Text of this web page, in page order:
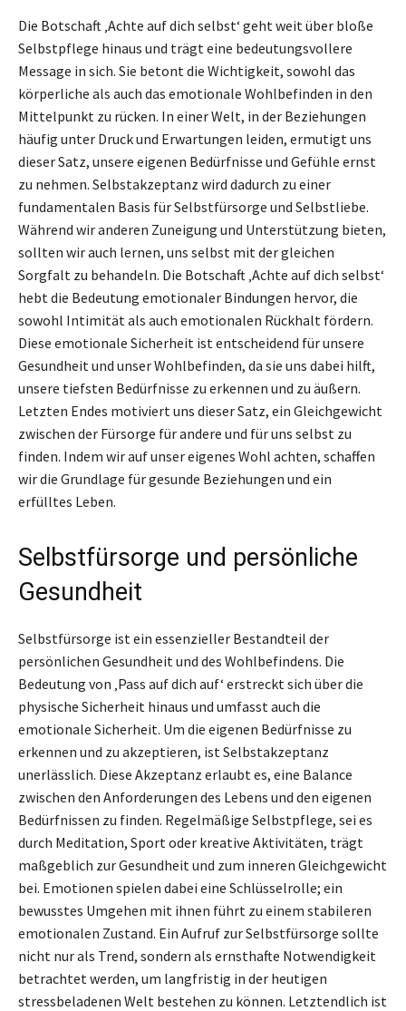
Die Botschaft ‚Achte auf dich selbst‘ geht weit über bloße
Selbstpflege hinaus und trägt eine bedeutungsvollere
Message in sich. Sie betont die Wichtigkeit, sowohl das
körperliche als auch das emotionale Wohlbefinden in den
Mittelpunkt zu rücken. In einer Welt, in der Beziehungen
häufig unter Druck und Erwartungen leiden, ermutigt uns
dieser Satz, unsere eigenen Bedürfnisse und Gefühle ernst
zu nehmen. Selbstakzeptanz wird dadurch zu einer
fundamentalen Basis für Selbstfürsorge und Selbstliebe.
Während wir anderen Zuneigung und Unterstützung bieten,
sollten wir auch lernen, uns selbst mit der gleichen
Sorgfalt zu behandeln. Die Botschaft ‚Achte auf dich selbst‘
hebt die Bedeutung emotionaler Bindungen hervor, die
sowohl Intimität als auch emotionalen Rückhalt fördern.
Diese emotionale Sicherheit ist entscheidend für unsere
Gesundheit und unser Wohlbefinden, da sie uns dabei hilft,
unsere tiefsten Bedürfnisse zu erkennen und zu äußern.
Letzten Endes motiviert uns dieser Satz, ein Gleichgewicht
zwischen der Fürsorge für andere und für uns selbst zu
finden. Indem wir auf unser eigenes Wohl achten, schaffen
wir die Grundlage für gesunde Beziehungen und ein
erfülltes Leben.
Selbstfürsorge und persönliche
Gesundheit
Selbstfürsorge ist ein essenzieller Bestandteil der
persönlichen Gesundheit und des Wohlbefindens. Die
Bedeutung von ‚Pass auf dich auf‘ erstreckt sich über die
physische Sicherheit hinaus und umfasst auch die
emotionale Sicherheit. Um die eigenen Bedürfnisse zu
erkennen und zu akzeptieren, ist Selbstakzeptanz
unerlässlich. Diese Akzeptanz erlaubt es, eine Balance
zwischen den Anforderungen des Lebens und den eigenen
Bedürfnissen zu finden. Regelmäßige Selbstpflege, sei es
durch Meditation, Sport oder kreative Aktivitäten, trägt
maßgeblich zur Gesundheit und zum inneren Gleichgewicht
bei. Emotionen spielen dabei eine Schlüsselrolle; ein
bewusstes Umgehen mit ihnen führt zu einem stabileren
emotionalen Zustand. Ein Aufruf zur Selbstfürsorge sollte
nicht nur als Trend, sondern als ernsthafte Notwendigkeit
betrachtet werden, um langfristig in der heutigen
stressbeladenen Welt bestehen zu können. Letztendlich ist